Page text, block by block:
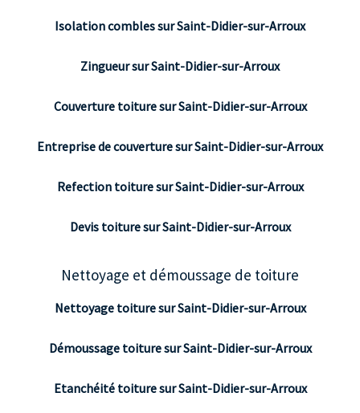
Isolation combles sur Saint-Didier-sur-Arroux
Zingueur sur Saint-Didier-sur-Arroux
Couverture toiture sur Saint-Didier-sur-Arroux
Entreprise de couverture sur Saint-Didier-sur-Arroux
Refection toiture sur Saint-Didier-sur-Arroux
Devis toiture sur Saint-Didier-sur-Arroux
Nettoyage et démoussage de toiture
Nettoyage toiture sur Saint-Didier-sur-Arroux
Démoussage toiture sur Saint-Didier-sur-Arroux
Etanchéité toiture sur Saint-Didier-sur-Arroux